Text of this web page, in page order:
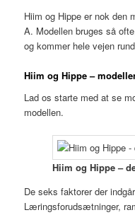
Hiim og Hippe er nok den
A. Modellen bruges så
og kommer hele vejen
Hiim og Hippe –
Lad os starte med at se
modellen.
Hiim og Hippe –
De seks faktorer der
Læringsforudsætninger,